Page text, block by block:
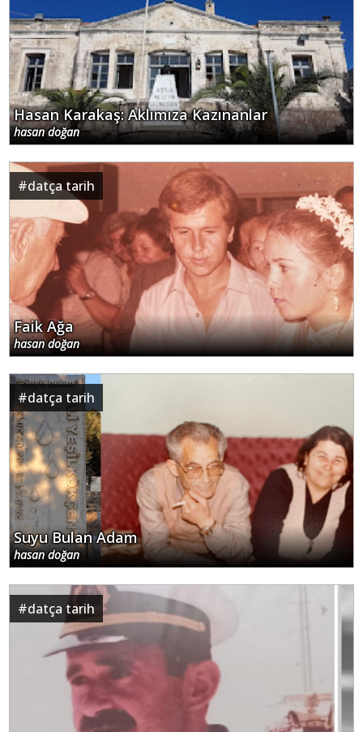
Hasan Karakaş: Aklımıza Kazınanlar
hasan doğan
#datça tarih
Faik Ağa
hasan doğan
#datça tarih
Suyu Bulan Adam
hasan doğan
#datça tarih